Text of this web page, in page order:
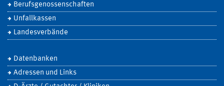
Berufsgenossenschaften
Unfallkassen
Landesverbände
Datenbanken
Adressen und Links